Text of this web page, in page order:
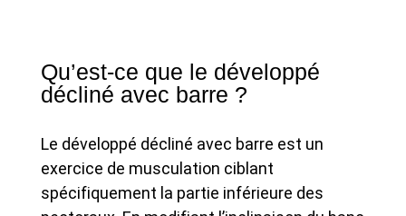
Qu’est-ce que le développé
décliné avec barre ?
Le développé décliné avec barre est un
exercice de musculation ciblant
spécifiquement la partie inférieure des